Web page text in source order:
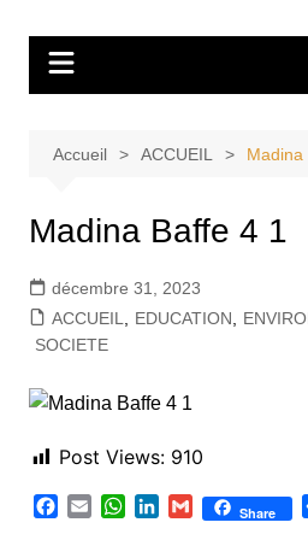
contenu
Tvdescollines
Accueil ACCUEIL Madina
Madina Baffe 4 1
décembre 31, 2023
ACCUEIL
EDUCATION
SOCIETE
Post Views: 910
W
G
Share